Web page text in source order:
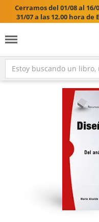
Cerramos del 01/08 al
31/07 a las 12.00 hora